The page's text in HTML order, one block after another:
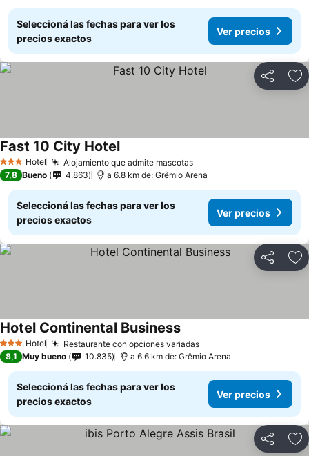
Seleccioná las fechas para ver los
precios exactos
Ver precios
Compartir
3 Estrellas
Hotel Alojamiento que admite mascotas
Fast 10 City Hotel
7,8 Bueno 4.863 a 6.8 km de: Grêmio Arena
Seleccioná las fechas para ver los
precios exactos
Ver precios
Compartir
3 Estrellas
Hotel Restaurante con opciones variadas
Hotel Continental Business
8,1 Muy bueno 10.835 a 6.6 km de: Grêmio Arena
Seleccioná las fechas para ver los
precios exactos
Ver precios
Compartir